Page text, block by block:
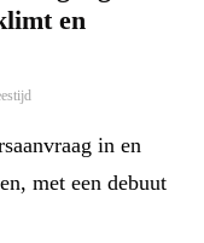
en
in en
met een debuut